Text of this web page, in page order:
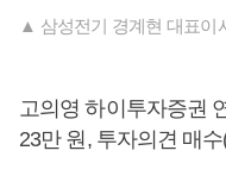
▲ 삼성전기 경계현 대표이
고의영 하이투자증권
23만 원, 투자의견 매